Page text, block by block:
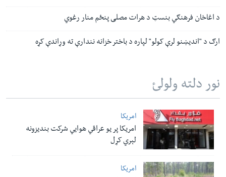
د اغاخان فرهنګي بنسټ د هرات مصلی پنځم منار رغوي
ارګ د "اندیښنو لرې کولو" لپاره د باختر خزانه نندارې ته وړاندې کړه
نور دلته ولولئ
امریکا
امریکا پر یو عراقي هوایي شرکت بندیزونه
لېري کړل
امریکا